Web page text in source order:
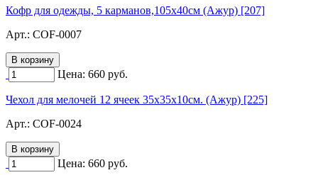
Кофр для одежды, 5 карманов,105х40см (Ажур) [207]
Арт.: COF-0007
Цена: 660 руб.
Чехол для мелочей 12 ячеек 35х35х10см. (Ажур) [225]
Арт.: COF-0024
Цена: 660 руб.